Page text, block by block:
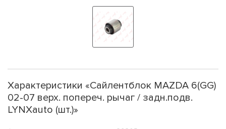
Характеристики «Сайлентблок MAZDA 6(GG)
02-07 верх. попереч. рычаг / задн.подв.
LYNXauto (шт.)»